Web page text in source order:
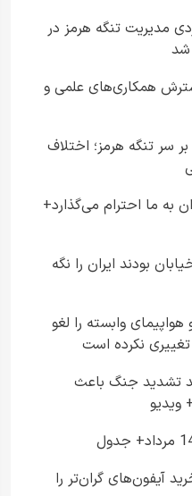
مدیریت تنگه هرمز در
شد
همکاری‌های علمی و
بر سر تنگه هرمز؛ اختلاف
به ما احترام می‌گذارد+
بودند ایران را نگه
وابسته را لغو
نکرده است
تشدید جنگ باعث
آیفون‌های گران‌تر را